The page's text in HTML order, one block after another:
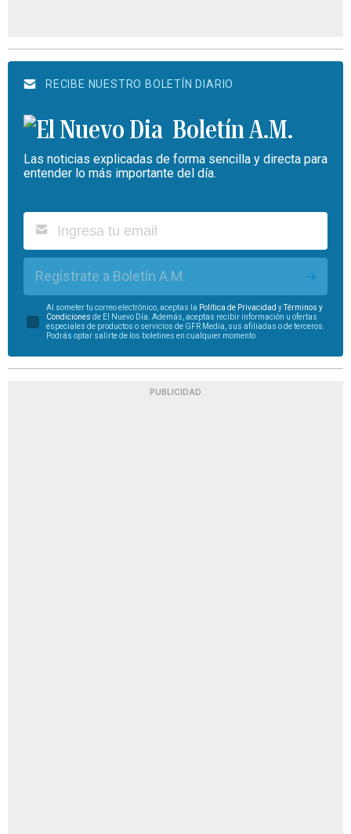
RECIBE NUESTRO BOLETÍN DIARIO
Boletín A.M.
Las noticias explicadas de forma sencilla y directa para
entender lo más importante del día.
Regístrate a Boletín A.M.
Al someter tu correo electrónico, aceptas la Política de Privacidad yTérminos y
Condiciones de El Nuevo Día. Además, aceptas recibir información u ofertas
especiales de productos o servicios de GFR Media, sus afiliadas o de terceros.
Podrás optar salirte de los boletines en cualquier momento.
PUBLICIDAD